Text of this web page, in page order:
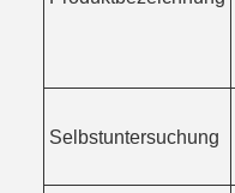
Selbstuntersuchung